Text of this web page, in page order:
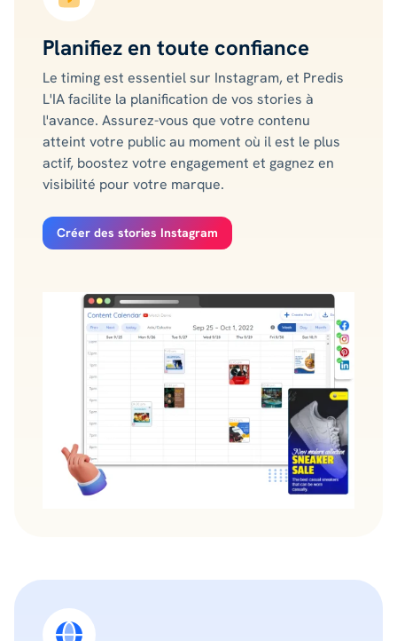
Planifiez en toute confiance
Le timing est essentiel sur Instagram, et Predis
L'IA facilite la planification de vos stories à
l'avance. Assurez-vous que votre contenu
atteint votre public au moment où il est le plus
actif, boostez votre engagement et gagnez en
visibilité pour votre marque.
Créer des stories Instagram